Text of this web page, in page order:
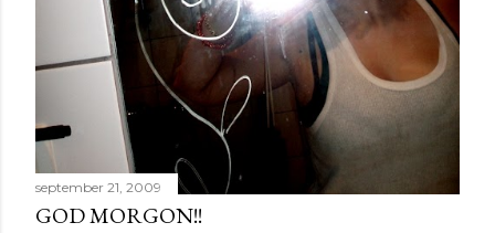
september 21, 2009
GOD MORGON!!